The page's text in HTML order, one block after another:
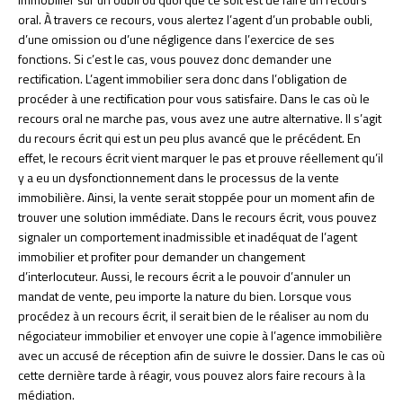
oral. À travers ce recours, vous alertez l’agent d’un probable oubli,
d’une omission ou d’une négligence dans l’exercice de ses
fonctions. Si c’est le cas, vous pouvez donc demander une
rectification. L’agent immobilier sera donc dans l’obligation de
procéder à une rectification pour vous satisfaire. Dans le cas où le
recours oral ne marche pas, vous avez une autre alternative. Il s’agit
du recours écrit qui est un peu plus avancé que le précédent. En
effet, le recours écrit vient marquer le pas et prouve réellement qu’il
y a eu un dysfonctionnement dans le processus de la vente
immobilière. Ainsi, la vente serait stoppée pour un moment afin de
trouver une solution immédiate. Dans le recours écrit, vous pouvez
signaler un comportement inadmissible et inadéquat de l’agent
immobilier et profiter pour demander un changement
d’interlocuteur. Aussi, le recours écrit a le pouvoir d’annuler un
mandat de vente, peu importe la nature du bien. Lorsque vous
procédez à un recours écrit, il serait bien de le réaliser au nom du
négociateur immobilier et envoyer une copie à l’agence immobilière
avec un accusé de réception afin de suivre le dossier. Dans le cas où
cette dernière tarde à réagir, vous pouvez alors faire recours à la
médiation.